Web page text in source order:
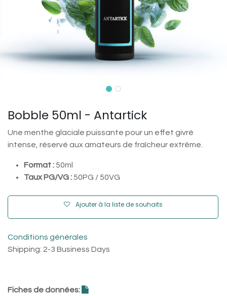
Bobble 50ml - Antartick
Une menthe glaciale puissante pour un effet givré
intense, réservé aux amateurs de fraîcheur extrême.
Format :50ml
Taux PG/VG :50PG / 50VG
Ajouter à la liste de souhaits
Conditions générales
Shipping: 2-3 Business Days
Fiches de données: